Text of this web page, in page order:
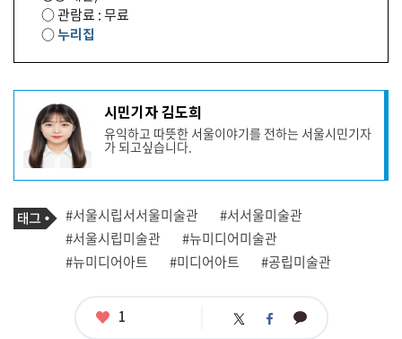
○ 관람료 : 무료
○누리집
사
작
성
자
프
필
시민기자 김도희
유익하고 따뜻한 서울이야기를 전하는 서울시민기자
가 되고싶습니다.
기
사
관
련
태
태
그
#서울시립서서울미술관
#서서울미술관
#서울시립미술관
#뉴미디어미술관
#뉴미디어아트
#미디어아트 #공립미술관
좋
1 트 페 카